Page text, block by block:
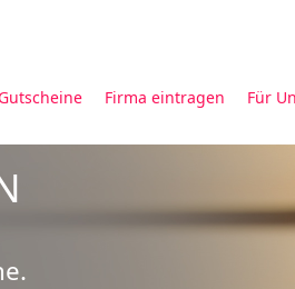
Gutscheine Firma eintragen Für